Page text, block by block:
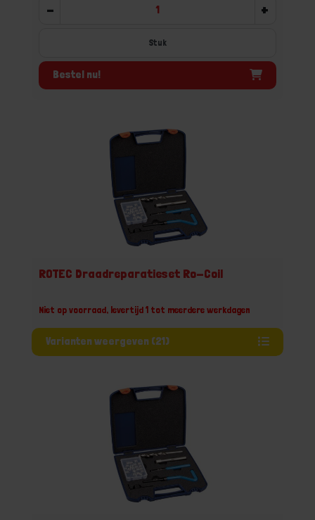
- +
Stuk
Bestel nu!
ROTEC Draadreparatieset Ro-Coil
Niet op voorraad, levertijd 1 tot meerdere werkdagen
Varianten weergeven (21)